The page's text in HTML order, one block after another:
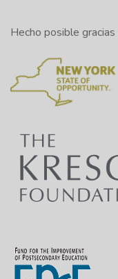
Hecho posible gracias